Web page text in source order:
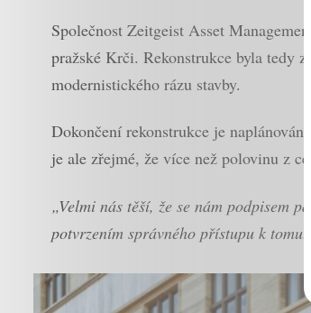
Společnost Zeitgeist Asset
pražské Krči. Rekonstrukce byla tedy
modernistického rázu stavby.
Dokončení rekonstrukce je
je ale zřejmé, že více než polovinu z
„Velmi nás těší, že se nám podpisem
potvrzením správného přístupu k